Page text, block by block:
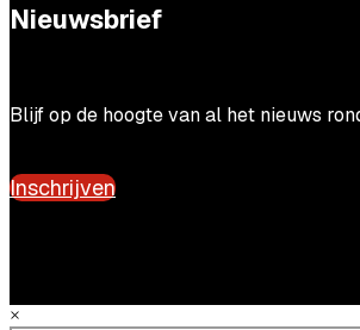
Nieuwsbrief
Blijf op de hoogte van al het nieuws
Inschrijven
×